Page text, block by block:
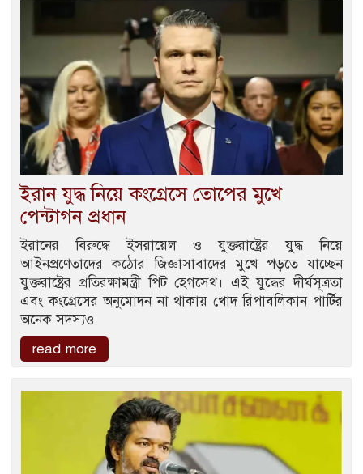
ইরান যুদ্ধ নিয়ে কংগ্রেসে তোপের মুখে
পেন্টাগন প্রধান
ইরানের বিরুদ্ধে ইসরায়েল ও যুক্তরাষ্ট্রের যুদ্ধ নিয়ে
আইনপ্রণেতাদের কঠোর জিজ্ঞাসাবাদের মুখে পড়তে যাচ্ছেন
যুক্তরাষ্ট্রের প্রতিরক্ষামন্ত্রী পিট হেগসেথ। এই যুদ্ধের দীর্ঘসূত্রতা
এবং কংগ্রেসের অনুমোদন না থাকায় খোদ রিপাবলিকান পার্টির
অনেক সদস্যও
read more